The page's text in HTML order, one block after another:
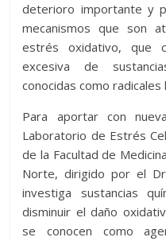
deterioro importante y
mecanismos que son
estrés oxidativo, que
excesiva de
conocidas como radicales
Para aportar con
Laboratorio de Estrés
de la Facultad de
Norte, dirigido por el
investiga sustancias
disminuir el daño
se conocen como